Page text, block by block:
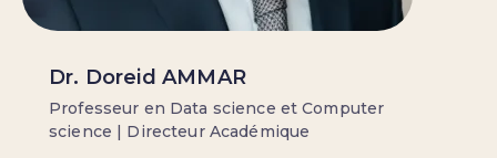
Dr. Doreid AMMAR
Professeur en Data science et Computer
science | Directeur Académique